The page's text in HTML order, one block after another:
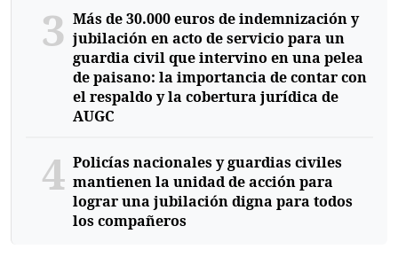
3 Más de 30.000 euros de indemnización y
jubilación en acto de servicio para un
guardia civil que intervino en una pelea
de paisano: la importancia de contar con
el respaldo y la cobertura jurídica de
AUGC
4 Policías nacionales y guardias civiles
mantienen la unidad de acción para
lograr una jubilación digna para todos
los compañeros